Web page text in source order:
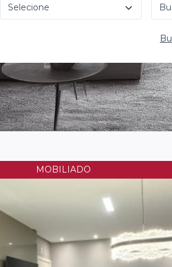
Garagem 2 carros